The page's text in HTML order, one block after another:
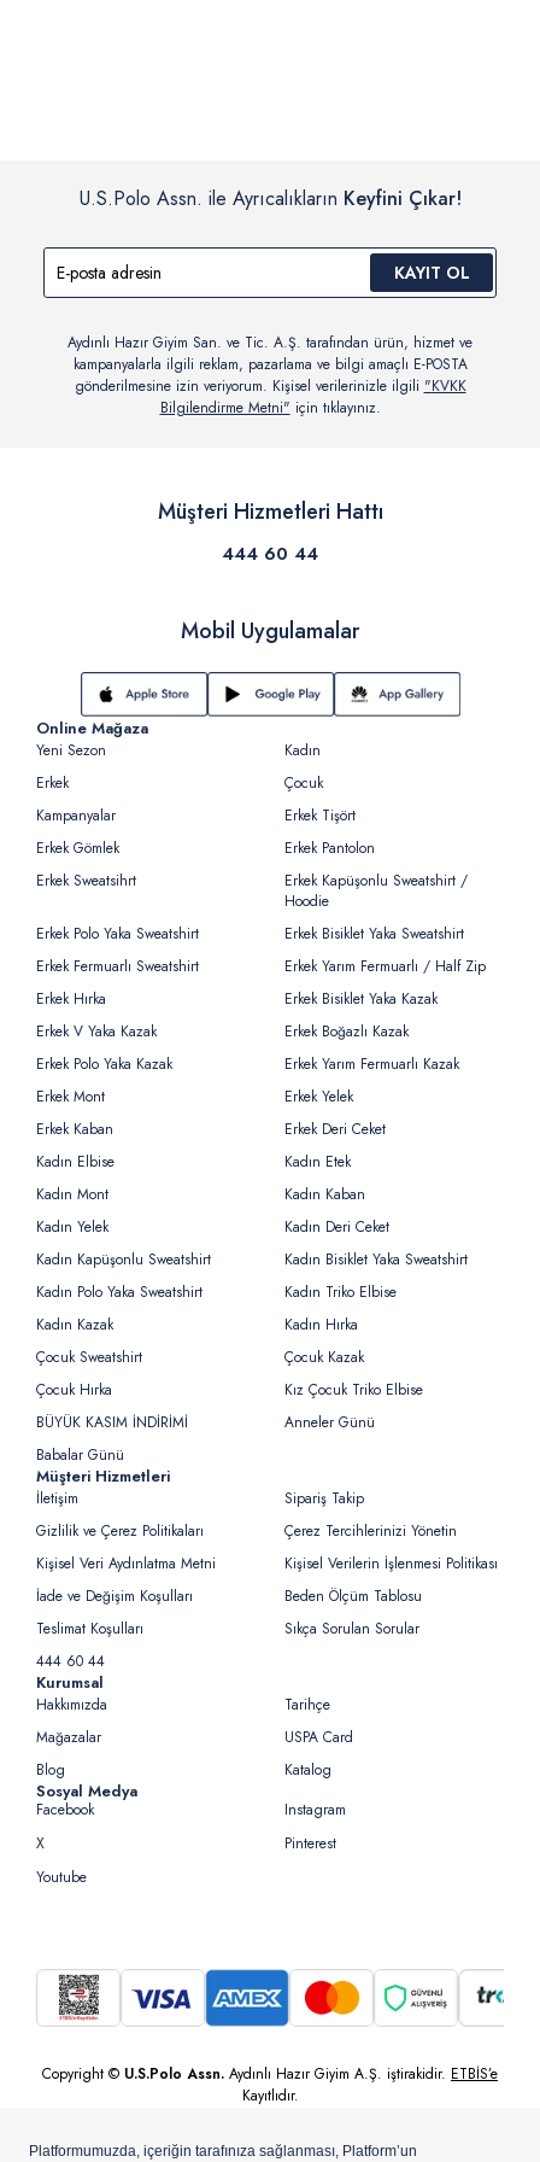
U.S.Polo Assn. ile Ayrıcalıkların Keyfini Çıkar!
KAYIT OL
Aydınlı Hazır Giyim San. ve Tic. A.Ş. tarafından ürün, hizmet ve
kampanyalarla ilgili reklam, pazarlama ve bilgi amaçlı E-POSTA
gönderilmesine izin veriyorum. Kişisel verilerinizle ilgili "KVKK
Bilgilendirme Metni" için tıklayınız.
Müşteri Hizmetleri Hattı
444 60 44
Mobil Uygulamalar
Online Mağaza
Yeni Sezon
Kadın
Erkek
Çocuk
Kampanyalar
Erkek Tişört
Erkek Gömlek
Erkek Pantolon
Erkek Sweatsihrt
Erkek Kapüşonlu Sweatshirt /
Hoodie
Erkek Polo Yaka Sweatshirt
Erkek Bisiklet Yaka Sweatshirt
Erkek Fermuarlı Sweatshirt
Erkek Yarım Fermuarlı / Half Zip
Erkek Hırka
Erkek Bisiklet Yaka Kazak
Erkek V Yaka Kazak
Erkek Boğazlı Kazak
Erkek Polo Yaka Kazak
Erkek Yarım Fermuarlı Kazak
Erkek Mont
Erkek Yelek
Erkek Kaban
Erkek Deri Ceket
Kadın Elbise
Kadın Etek
Kadın Mont
Kadın Kaban
Kadın Yelek
Kadın Deri Ceket
Kadın Kapüşonlu Sweatshirt
Kadın Bisiklet Yaka Sweatshirt
Kadın Polo Yaka Sweatshirt
Kadın Triko Elbise
Kadın Kazak
Kadın Hırka
Çocuk Sweatshirt
Çocuk Kazak
Çocuk Hırka
Kız Çocuk Triko Elbise
BÜYÜK KASIM İNDİRİMİ
Anneler Günü
Babalar Günü
Müşteri Hizmetleri
İletişim
Sipariş Takip
Gizlilik ve Çerez Politikaları
Çerez Tercihlerinizi Yönetin
Kişisel Veri Aydınlatma Metni
Kişisel Verilerin İşlenmesi Politikası
İade ve Değişim Koşulları
Beden Ölçüm Tablosu
Teslimat Koşulları
Sıkça Sorulan Sorular
444 60 44
Kurumsal
Hakkımızda
Tarihçe
Mağazalar
USPA Card
Blog
Katalog
Sosyal Medya
Facebook
Instagram
X
Pinterest
Youtube
Copyright © U.S.Polo Assn. Aydınlı Hazır Giyim A.Ş. iştirakidir. ETBİS’e
Kayıtlıdır.